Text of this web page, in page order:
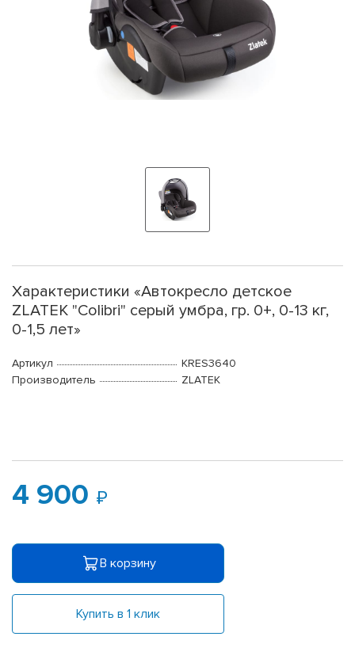
Характеристики «Автокресло детское
ZLATEK "Colibri" серый умбра, гр. 0+, 0-13 кг,
0-1,5 лет»
Артикул
KRES3640
Производитель
ZLATEK
4 900
В корзину
Купить в 1 клик